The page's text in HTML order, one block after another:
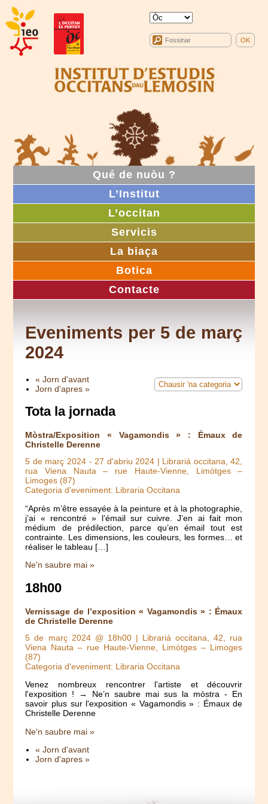
Qué de nuòu ?
L’Institut
L’occitan
Servicis
La biaça
Botica
Contacte
Eveniments per 5 de març
2024
« Jorn d'avant
Jorn d'apres »
Tota la jornada
Mòstra/Exposition « Vagamondis » : Émaux de
Christelle Derenne
5 de març 2024 -27 d'abriu 2024 | Librariá occitana, 42,
rua Viena Nauta – rue Haute-Vienne, Limòtges –
Limoges (87)
Categoria d'eveniment: Libraria Occitana
“Après m’être essayée à la peinture et à la photographie,
j’ai « rencontré » l’émail sur cuivre. J’en ai fait mon
médium de prédilection, parce qu’en émail tout est
contrainte. Les dimensions, les couleurs, les formes… et
réaliser le tableau […]
Ne'n saubre mai »
18h00
Vernissage de l’exposition « Vagamondis » : Émaux
de Christelle Derenne
5 de març 2024 @ 18h00| Librariá occitana, 42, rua
Viena Nauta – rue Haute-Vienne, Limòtges – Limoges
(87)
Categoria d'eveniment: Libraria Occitana
Venez nombreux rencontrer l'artiste et découvrir
l'exposition ! → Ne’n saubre mai sus la mòstra - En
savoir plus sur l'exposition « Vagamondis » : Émaux de
Christelle Derenne
Ne'n saubre mai »
« Jorn d'avant
Jorn d'apres »